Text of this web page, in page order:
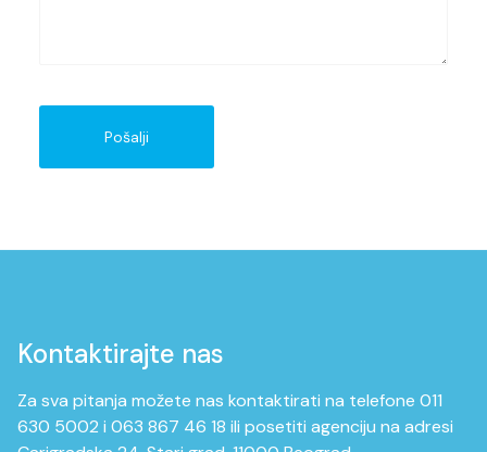
Pošalji
Kontaktirajte nas
Za sva pitanja možete nas kontaktirati na telefone 011
630 5002 i 063 867 46 18 ili posetiti agenciju na adresi